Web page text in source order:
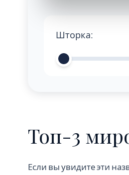
Шторка:
Топ-3
Если вы увидите эти